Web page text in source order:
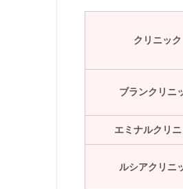
クリニック
ブランクリニ
エミナルクリニ
ルシアクリニ